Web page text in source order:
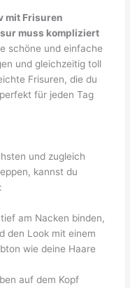
mit Frisuren
muss kompliziert
schöne und einfache
und gleichzeitig toll
Frisuren, die du
für jeden Tag
und zugleich
kannst du
am Nacken binden,
den Look mit einem
wie deine Haare
auf dem Kopf